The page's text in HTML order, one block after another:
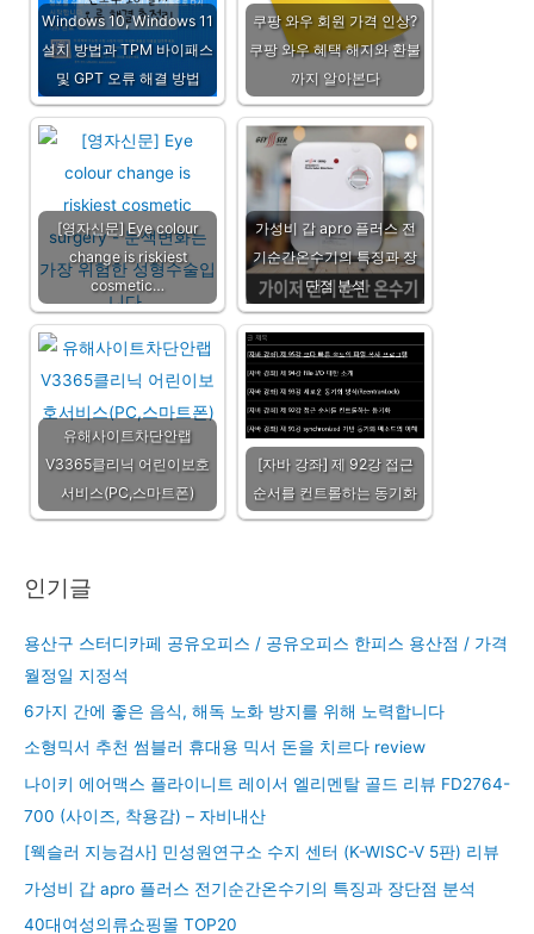
Windows 10, Windows 11
설치 방법과 TPM 바이패스
및 GPT 오류 해결 방법
쿠팡 와우 회원 가격 인상?
쿠팡 와우 혜택 해지와 환불
까지 알아본다
[영자신문] Eye colour
change is riskiest
cosmetic…
가성비 갑 apro 플러스 전
기순간온수기의 특징과 장
단점 분석
유해사이트차단안랩
V3365클리닉 어린이보호
서비스(PC,스마트폰)
[자바 강좌] 제 92강 접근
순서를 컨트롤하는 동기화
인기글
용산구 스터디카페 공유오피스 / 공유오피스 한피스 용산점 / 가격
월정일 지정석
6가지 간에 좋은 음식, 해독 노화 방지를 위해 노력합니다
소형믹서 추천 썸블러 휴대용 믹서 돈을 치르다 review
나이키 에어맥스 플라이니트 레이서 엘리멘탈 골드 리뷰 FD2764-
700 (사이즈, 착용감) – 자비내산
[웩슬러 지능검사] 민성원연구소 수지 센터 (K-WISC-V 5판) 리뷰
가성비 갑 apro 플러스 전기순간온수기의 특징과 장단점 분석
40대여성의류쇼핑몰 TOP20